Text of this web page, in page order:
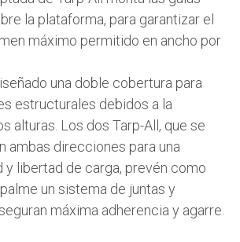
la plataforma, para garantizar el
máximo permitido en ancho por
una doble cobertura para
estructurales debidos a la
alturas. Los dos Tarp-All, que se
ambas direcciones para una
y libertad de carga, prevén como
un sistema de juntas y
máxima adherencia y agarre.